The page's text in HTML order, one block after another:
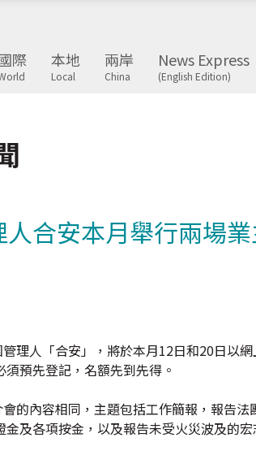
際 本地
Local
兩岸
China
News Express
(English Edition)
合安本月舉行兩場
理人「合安」，將於本月12日和20日以
預先登記，名額先到先得。
的內容相同，主題包括工作簡報，報告
及各項按金，以及報告未受火災波及的